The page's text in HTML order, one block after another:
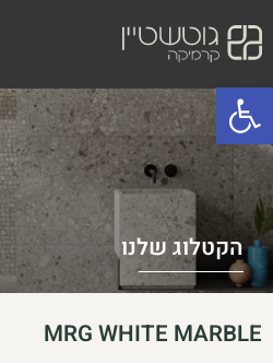
פתח סרגל נגישות
לתוכן
הקטלוג שלנו
MRG WHITE MARBLE